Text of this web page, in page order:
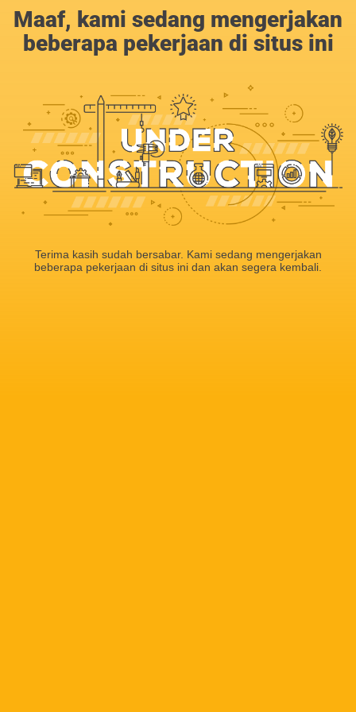
Maaf, kami sedang mengerjakan
beberapa pekerjaan di situs ini
Terima kasih sudah bersabar. Kami sedang mengerjakan
beberapa pekerjaan di situs ini dan akan segera kembali.